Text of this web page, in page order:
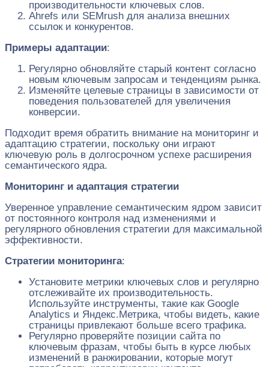
производительности ключевых слов.
Ahrefs или SEMrush для анализа внешних
ссылок и конкурентов.
Примеры адаптации:
Регулярно обновляйте старый контент согласно
новым ключевым запросам и тенденциям рынка.
Изменяйте целевые страницы в зависимости от
поведения пользователей для увеличения
конверсии.
Подходит время обратить внимание на мониторинг и
адаптацию стратегии, поскольку они играют
ключевую роль в долгосрочном успехе расширения
семантического ядра.
Мониторинг и адаптация стратегии
Уверенное управление семантическим ядром зависит
от постоянного контроля над изменениями и
регулярного обновления стратегии для максимальной
эффективности.
Стратегии мониторинга:
Установите метрики ключевых слов и регулярно
отслеживайте их производительность.
Используйте инструменты, такие как Google
Analytics и Яндекс.Метрика, чтобы видеть, какие
страницы привлекают больше всего трафика.
Регулярно проверяйте позиции сайта по
ключевым фразам, чтобы быть в курсе любых
изменений в ранжировании, которые могут